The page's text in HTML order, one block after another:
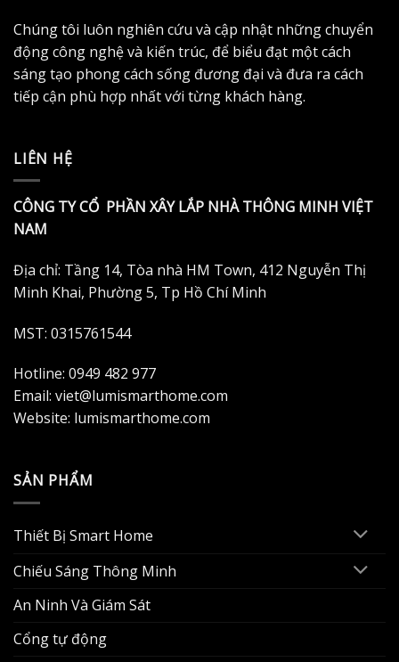
Chúng tôi luôn nghiên cứu và cập nhật những chuyển
động công nghệ và kiến trúc, để biểu đạt một cách
sáng tạo phong cách sống đương đại và đưa ra cách
tiếp cận phù hợp nhất với từng khách hàng.
LIÊN HỆ
CÔNG TY CỔ PHẦN XÂY LẮP NHÀ THÔNG MINH VIỆT
NAM
Địa chỉ: Tầng 14, Tòa nhà HM Town, 412 Nguyễn Thị
Minh Khai, Phường 5, Tp Hồ Chí Minh
MST: 0315761544
Hotline: 0949 482 977
Email: viet@lumismarthome.com
Website: lumismarthome.com
SẢN PHẨM
Thiết Bị Smart Home
Chiếu Sáng Thông Minh
An Ninh Và Giám Sát
Cổng tự động